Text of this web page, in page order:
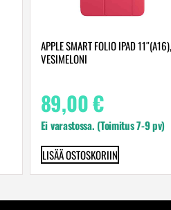
APPLE SMART FOLIO IPAD 11″(A16),
VESIMELONI
89,00€
Ei varastossa. (Toimitus 7-9 pv)
LISÄÄ OSTOSKORIIN